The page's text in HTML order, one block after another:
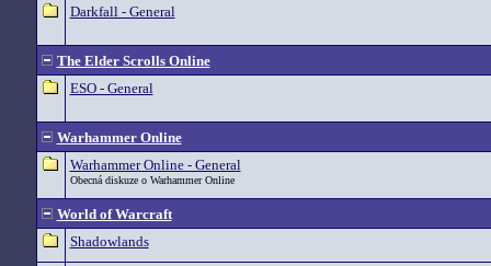
Darkfall - General
The Elder Scrolls Online
ESO - General
Warhammer Online
Warhammer Online - General
Obecná diskuze o Warhammer Online
World of Warcraft
Shadowlands